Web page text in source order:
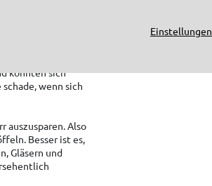
auf
die Farbe
könnten sich
wenn sich
auszusparen. Also
Besser ist es,
Gläsern und
Einstellungen